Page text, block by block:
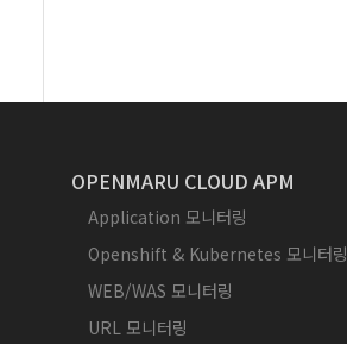
OPENMARU CLOUD APM
Application 모니터링
Openshift & Kubernetes 모니터링
WEB/WAS 모니터링
URL 모니터링